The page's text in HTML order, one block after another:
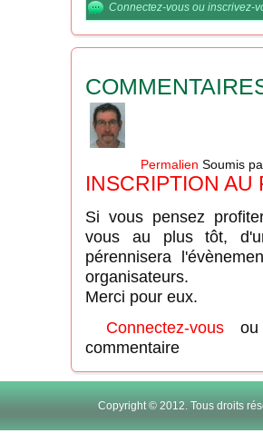
Connectez-vous ou inscrivez-
Permalien Soumis
INSCRIPTION AU
Si vous pensez
vous au plus tôt,
pérennisera
organisateurs.
Merci pour eux.
Connectez-vous
commentaire
Copyright © 2012. Tous droits